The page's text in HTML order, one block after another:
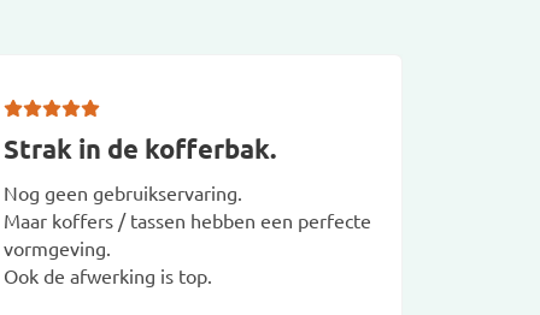
Strak in de kofferbak.
Nog geen gebruikservaring.
Maar koffers / tassen hebben een perfecte
vormgeving.
Ook de afwerking is top.